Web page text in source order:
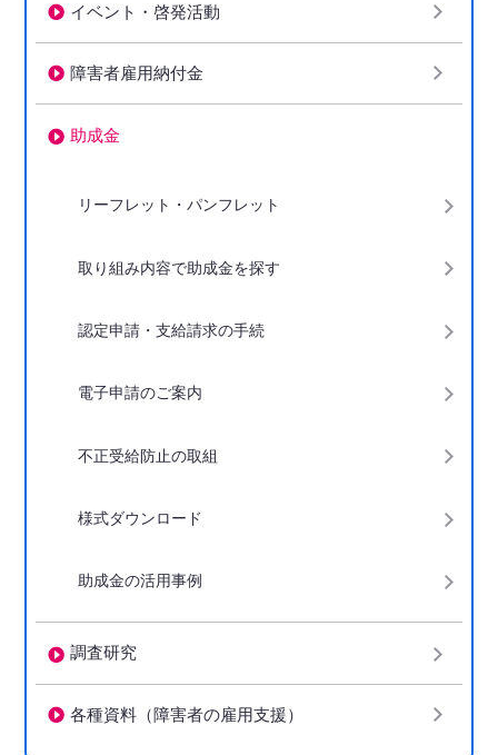
イベント・啓発活動
障害者雇用納付金
助成金
リーフレット・パンフレット
取り組み内容で助成金を探す
認定申請・支給請求の手続
電子申請のご案内
不正受給防止の取組
様式ダウンロード
助成金の活用事例
調査研究
各種資料（障害者の雇用支援）